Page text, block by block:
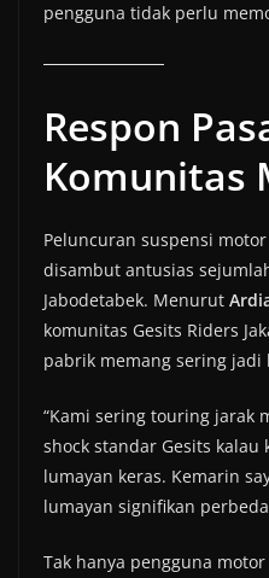
pengguna tidak perlu
Respon
Komunitas
Peluncuran suspensi
disambut antusias
Jabodetabek. Menurut
komunitas Gesits Riders
pabrik memang sering jadi
“Kami sering touring jarak
shock standar Gesits
lumayan keras. Kemarin
lumayan signifikan
Tak hanya pengguna